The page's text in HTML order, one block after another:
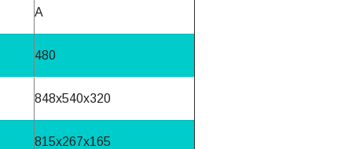
A
480
848x540x320
815x267x165